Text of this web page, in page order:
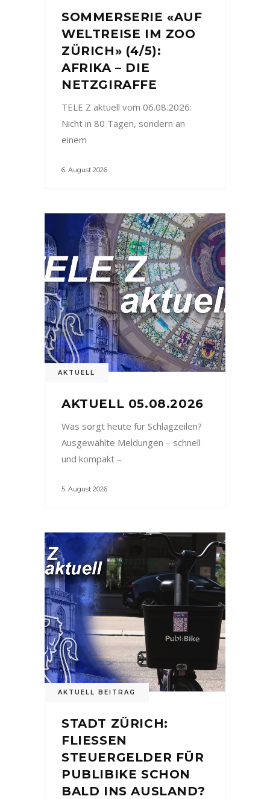
SOMMERSERIE «AUF
WELTREISE IM ZOO
ZÜRICH» (4/5):
AFRIKA – DIE
NETZGIRAFFE
TELE Z aktuell vom 06.08.2026:
Nicht in 80 Tagen, sondern an
einem
6. August 2026
AKTUELL
AKTUELL 05.08.2026
Was sorgt heute für Schlagzeilen?
Ausgewählte Meldungen – schnell
und kompakt –
5. August 2026
AKTUELL BEITRAG
STADT ZÜRICH:
FLIESSEN
STEUERGELDER FÜR
PUBLIBIKE SCHON
BALD INS AUSLAND?